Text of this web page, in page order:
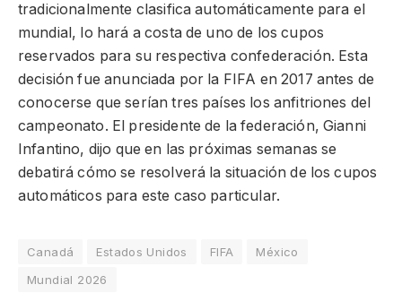
tradicionalmente clasifica automáticamente para el
mundial, lo hará a costa de uno de los cupos
reservados para su respectiva confederación. Esta
decisión fue anunciada por la FIFA en 2017 antes de
conocerse que serían tres países los anfitriones del
campeonato. El presidente de la federación, Gianni
Infantino, dijo que en las próximas semanas se
debatirá cómo se resolverá la situación de los cupos
automáticos para este caso particular.
Canadá Estados Unidos FIFA
México
Mundial 2026